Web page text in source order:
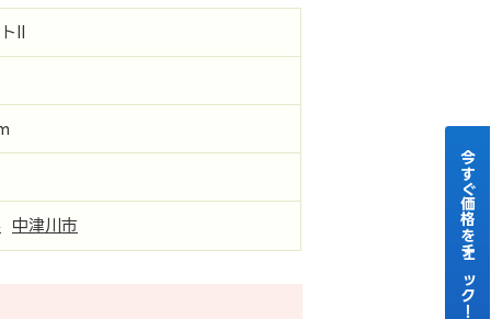
II
中津川市 今すぐ価格をチェック！